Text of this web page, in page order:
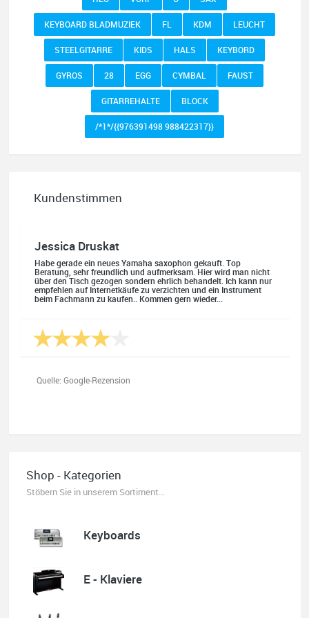
KEYBOARD BLADMUZIEK FL KDM LEUCHT
STEELGITARRE KIDS HALS KEYBORD
GYROS 28 EGG CYMBAL FAUST
GITARREHALTE BLOCK
/*1*/{{976391498 988422317}}
Kundenstimmen
Jessica Druskat
Habe gerade ein neues Yamaha saxophon gekauft. Top
Beratung, sehr freundlich und aufmerksam. Hier wird man nicht
über den Tisch gezogen sondern ehrlich behandelt. Ich kann nur
empfehlen auf Internetkäufe zu verzichten und ein Instrument
beim Fachmann zu kaufen.. Kommen gern wieder...
Quelle: Google-Rezension
Habe mir heute eine E-Gitarre und einen Amp gekauft.
Erstklassige Beratung vom Chef. Hier fühlt man sich
aufgehoben. Finger weg vom Internet. Kauft beim Fachmann zu
guten Konditionen. Es zahlt sich aus. Ich kaufe hier immer
Quelle: Google-Rezension
Shop - Kategorien
Stöbern Sie in unserem Sortiment...
Keyboards
E - Klaviere